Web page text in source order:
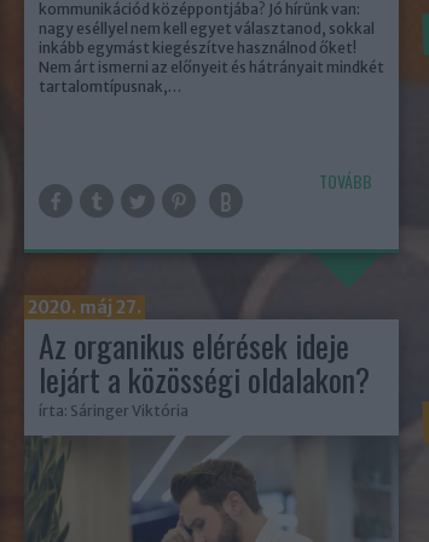
kommunikációd középpontjába? Jó hírünk van:
nagy eséllyel nem kell egyet választanod, sokkal
inkább egymást kiegészítve használnod őket!
Nem árt ismerni az előnyeit és hátrányait mindkét
tartalomtípusnak,…
TOVÁBB
2020. máj 27.
Az organikus elérések ideje
lejárt a közösségi oldalakon?
írta: Sáringer Viktória